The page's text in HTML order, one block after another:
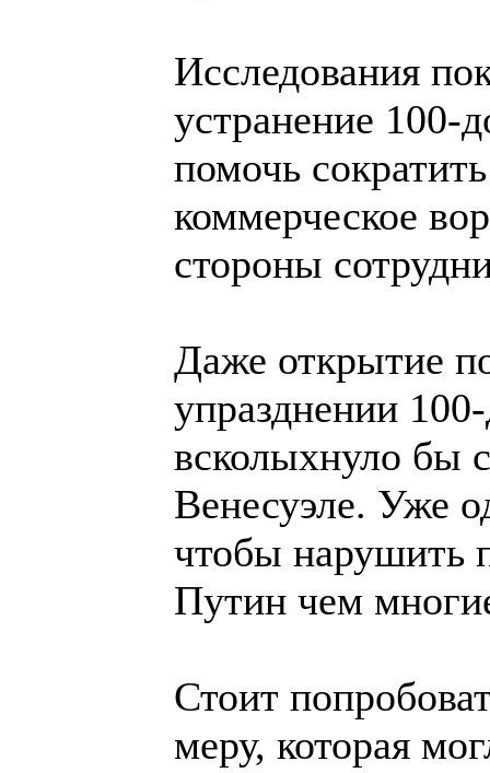
Исследования
устранение 100-
помочь
коммерческое
стороны
Даже открытие
упразднении
всколыхнуло бы
Венесуэле. Уже
чтобы нарушить
Путин чем
Стоит
меру, которая